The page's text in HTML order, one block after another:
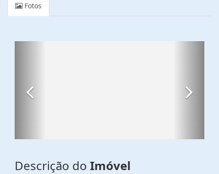
Fotos
Descrição do Imóvel